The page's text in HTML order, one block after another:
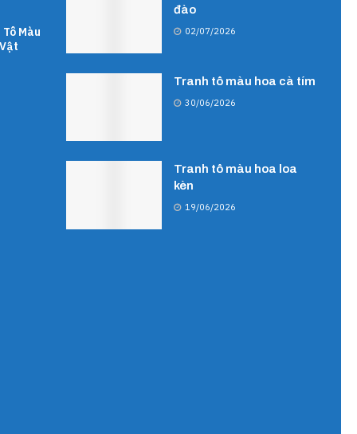
Màu
đào
02/07/2026
Tranh tô màu hoa cà tím
30/06/2026
Tranh tô màu hoa loa
kèn
19/06/2026